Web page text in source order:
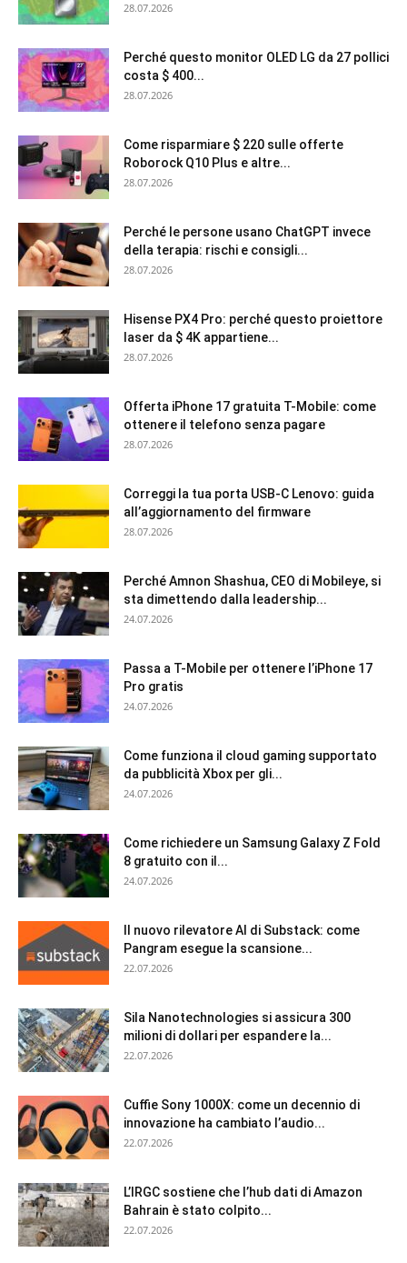
28.07.2026
Perché questo monitor OLED LG da 27 pollici
costa $ 400...
28.07.2026
Come risparmiare $ 220 sulle offerte
Roborock Q10 Plus e altre...
28.07.2026
Perché le persone usano ChatGPT invece
della terapia: rischi e consigli...
28.07.2026
Hisense PX4 Pro: perché questo proiettore
laser da $ 4K appartiene...
28.07.2026
Offerta iPhone 17 gratuita T-Mobile: come
ottenere il telefono senza pagare
28.07.2026
Correggi la tua porta USB-C Lenovo: guida
all’aggiornamento del firmware
28.07.2026
Perché Amnon Shashua, CEO di Mobileye, si
sta dimettendo dalla leadership...
24.07.2026
Passa a T-Mobile per ottenere l’iPhone 17
Pro gratis
24.07.2026
Come funziona il cloud gaming supportato
da pubblicità Xbox per gli...
24.07.2026
Come richiedere un Samsung Galaxy Z Fold
8 gratuito con il...
24.07.2026
Il nuovo rilevatore AI di Substack: come
Pangram esegue la scansione...
22.07.2026
Sila Nanotechnologies si assicura 300
milioni di dollari per espandere la...
22.07.2026
Cuffie Sony 1000X: come un decennio di
innovazione ha cambiato l’audio...
22.07.2026
L’IRGC sostiene che l’hub dati di Amazon
Bahrain è stato colpito...
22.07.2026